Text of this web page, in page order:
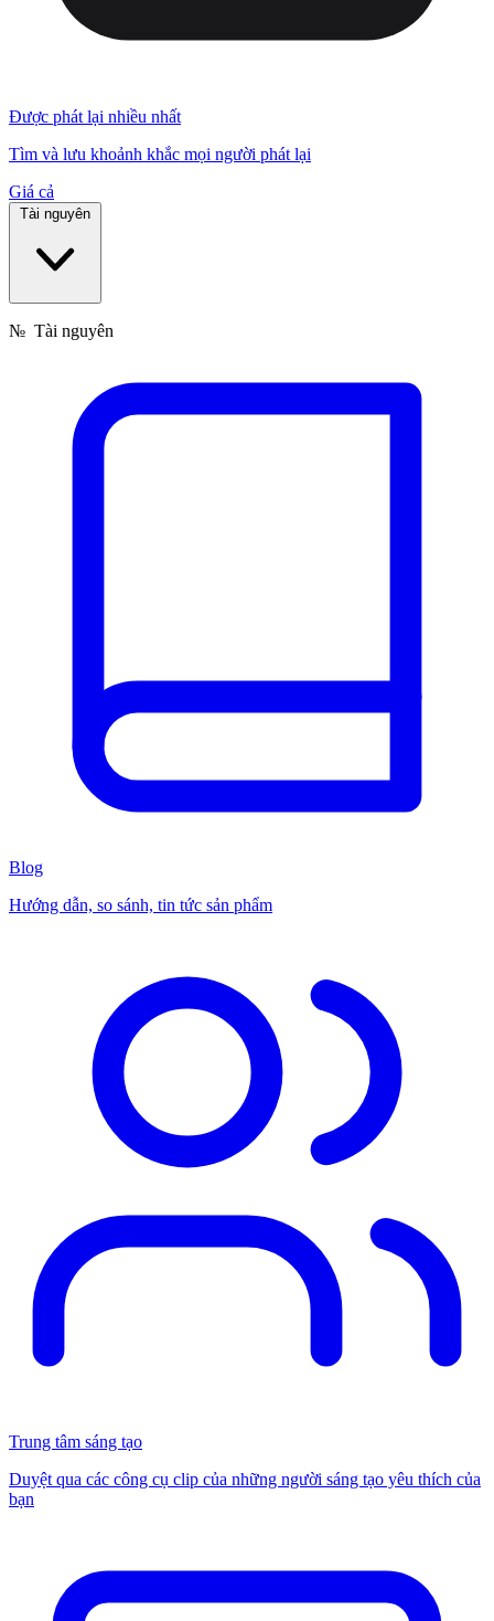
Được phát lại nhiều nhất
Tìm và lưu khoảnh khắc mọi người phát lại
Giá cả
Tài nguyên
№ Tài nguyên
Blog
Hướng dẫn, so sánh, tin tức sản phẩm
Trung tâm sáng tạo
Duyệt qua các công cụ clip của những người sáng tạo yêu thích của
bạn